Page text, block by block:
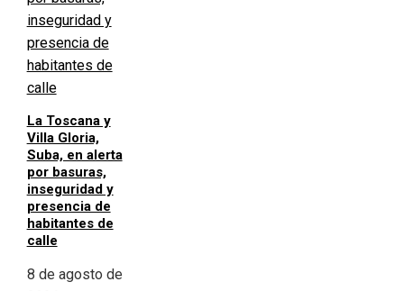
La Toscana y
Villa Gloria,
Suba, en alerta
por basuras,
inseguridad y
presencia de
habitantes de
calle
8 de agosto de